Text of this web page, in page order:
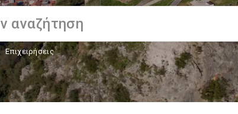
Επιχειρήσεις